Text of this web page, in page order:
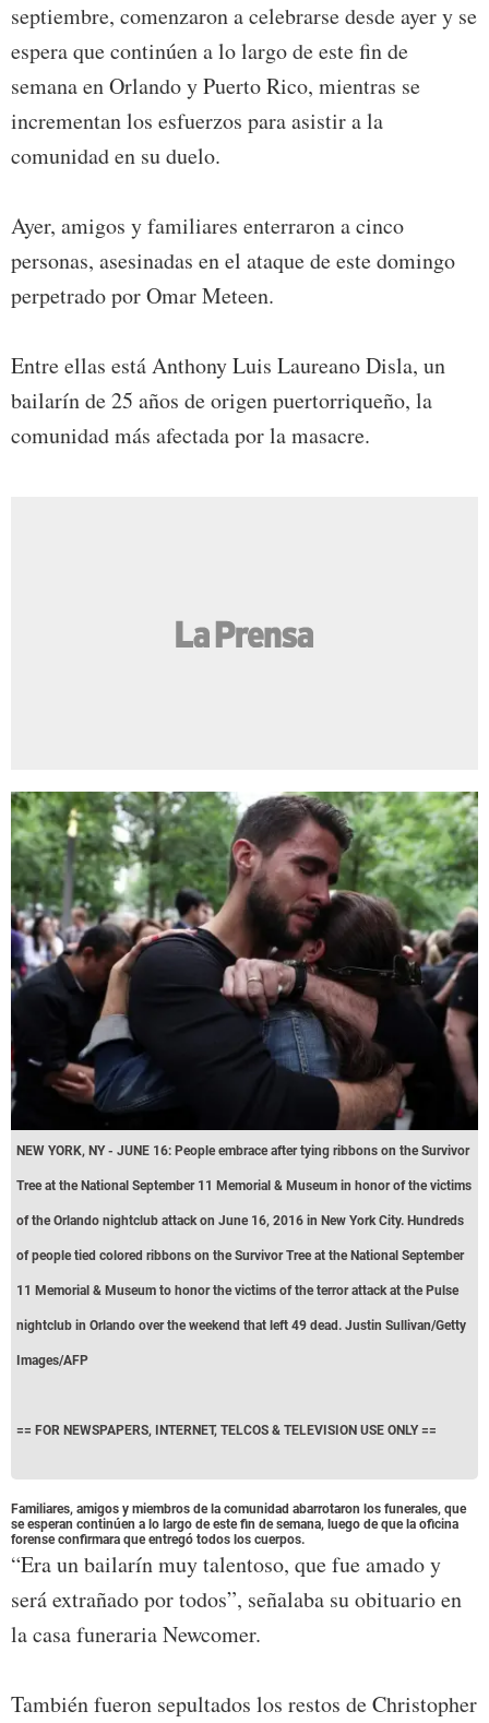
septiembre, comenzaron a celebrarse desde ayer y se
espera que continúen a lo largo de este fin de
semana en Orlando y Puerto Rico, mientras se
incrementan los esfuerzos para asistir a la
comunidad en su duelo.
Ayer, amigos y familiares enterraron a cinco
personas, asesinadas en el ataque de este domingo
perpetrado por Omar Meteen.
Entre ellas está Anthony Luis Laureano Disla, un
bailarín de 25 años de origen puertorriqueño, la
comunidad más afectada por la masacre.
NEW YORK, NY - JUNE 16: People embrace after tying ribbons on the Survivor
Tree at the National September 11 Memorial & Museum in honor of the victims
of the Orlando nightclub attack on June 16, 2016 in New York City. Hundreds
of people tied colored ribbons on the Survivor Tree at the National September
11 Memorial & Museum to honor the victims of the terror attack at the Pulse
nightclub in Orlando over the weekend that left 49 dead. Justin Sullivan/Getty
Images/AFP
== FOR NEWSPAPERS, INTERNET, TELCOS & TELEVISION USE ONLY ==
Familiares, amigos y miembros de la comunidad abarrotaron los funerales, que
se esperan continúen a lo largo de este fin de semana, luego de que la oficina
forense confirmara que entregó todos los cuerpos.
“Era un bailarín muy talentoso, que fue amado y
será extrañado por todos”, señalaba su obituario en
la casa funeraria Newcomer.
También fueron sepultados los restos de Christopher